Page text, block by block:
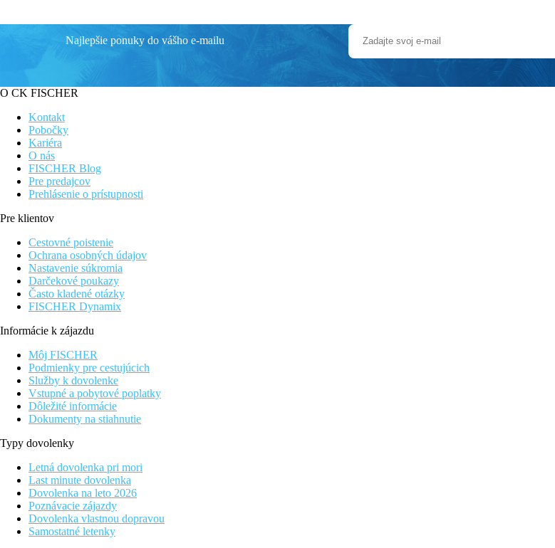
Najlepšie ponuky do vášho e-mailu
O CK FISCHER
Kontakt
Pobočky
Kariéra
O nás
FISCHER Blog
Pre predajcov
Prehlásenie o prístupnosti
Pre klientov
Cestovné poistenie
Ochrana osobných údajov
Nastavenie súkromia
Darčekové poukazy
Často kladené otázky
FISCHER Dynamix
Informácie k zájazdu
Môj FISCHER
Podmienky pre cestujúcich
Služby k dovolenke
Vstupné a pobytové poplatky
Dôležité informácie
Dokumenty na stiahnutie
Typy dovolenky
Letná dovolenka pri mori
Last minute dovolenka
Dovolenka na leto 2026
Poznávacie zájazdy
Dovolenka vlastnou dopravou
Samostatné letenky